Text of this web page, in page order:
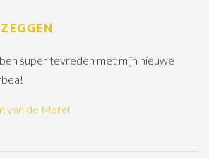
super tevreden met mijn nieuwe
van de Marel